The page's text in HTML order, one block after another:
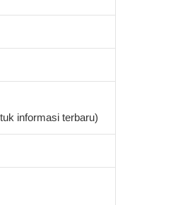
informasi terbaru)